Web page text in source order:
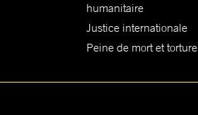
humanitaire
Justice internationale
Peine de mort et torture